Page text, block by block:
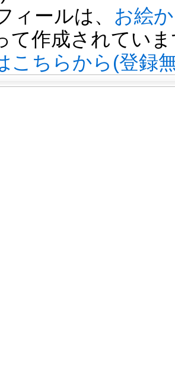
ィールは、 お絵
て作成されてい
こちらから(登録